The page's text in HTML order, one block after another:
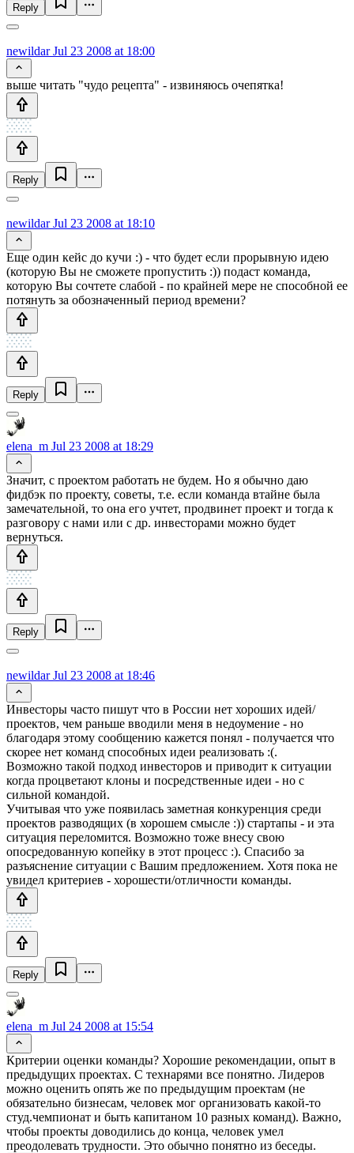
Reply
newildarJul 23 2008 at 18:00
выше читать "чудо рецепта" - извиняюсь очепятка!
Reply
newildarJul 23 2008 at 18:10
Еще один кейс до кучи :) - что будет если прорывную идею
(которую Вы не сможете пропустить :)) подаст команда,
которую Вы сочтете слабой - по крайней мере не способной ее
потянуть за обозначенный период времени?
Reply
elena_m Jul 23 2008 at 18:29
Значит, с проектом работать не будем. Но я обычно даю
фидбэк по проекту, советы, т.е. если команда втайне была
замечательной, то она его учтет, продвинет проект и тогда к
разговору с нами или с др. инвесторами можно будет
вернуться.
Reply
newildarJul 23 2008 at 18:46
Инвесторы часто пишут что в России нет хороших идей/
проектов, чем раньше вводили меня в недоумение - но
благодаря этому сообщению кажется понял - получается что
скорее нет команд способных идеи реализовать :(.
Возможно такой подход инвесторов и приводит к ситуации
когда процветают клоны и посредственные идеи - но с
сильной командой.
Учитывая что уже появилась заметная конкуренция среди
проектов разводящих (в хорошем смысле :)) стартапы - и эта
ситуация переломится. Возможно тоже внесу свою
опосредованную копейку в этот процесс :). Спасибо за
разъяснение ситуации с Вашим предложением. Хотя пока не
увидел критериев - хорошести/отличности команды.
Reply
elena_m Jul 24 2008 at 15:54
Критерии оценки команды? Хорошие рекомендации, опыт в
предыдущих проектах. С технарями все понятно. Лидеров
можно оценить опять же по предыдущим проектам (не
обязательно бизнесам, человек мог организовать какой-то
студ.чемпионат и быть капитаном 10 разных команд). Важно,
чтобы проекты доводились до конца, человек умел
преодолевать трудности. Это обычно понятно из беседы.